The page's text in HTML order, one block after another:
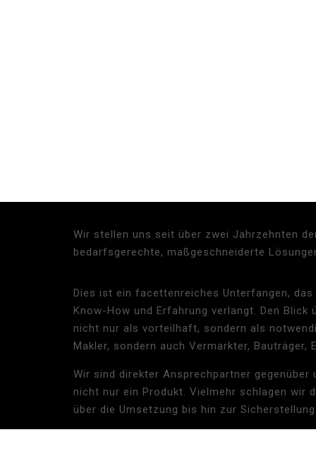
Wir stellen uns seit über zwei Jahrzehnten
bedarfsgerechte, maßgeschneiderte
Dies ist ein facettenreiches Unterfangen,
Know-How und Erfahrung verlangt. Den Blick
nicht nur als vorteilhaft, sondern als
Makler, sondern auch Vermarkter, Bauträger,
Wir sind direkter Ansprechpartner gegenüber
nicht nur ein Produkt. Vielmehr schlagen wir
über die Umsetzung bis hin zur